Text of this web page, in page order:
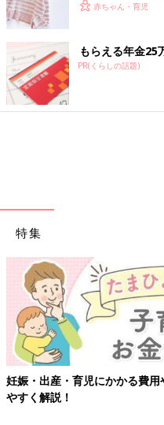
赤ちゃん・育児
もらえる年金25
PR(くらしの話題)
特集
【ワクチン接種できるものも